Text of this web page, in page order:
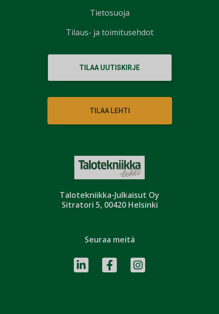
Talotekniikka-Julkaisut Oy
Sitratori 5, 00420 Helsinki
TILAA UUTISKIRJE
TILAA LEHTI
Seuraa meitä
Tietosuoja
Tilaus- ja toimitusehdot